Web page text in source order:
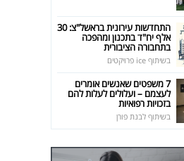
התחדשות עירונית בראשל"צ: 30
אלף יח"ד בתכנון ומהפכה
בתחבורה הציבורית
בשיתוף ice פרויקטים
7 משפטים שאנשים אומרים
לעצמם – ועלולים לעלות להם
בזכויות רפואיות
בשיתוף לבנת פורן